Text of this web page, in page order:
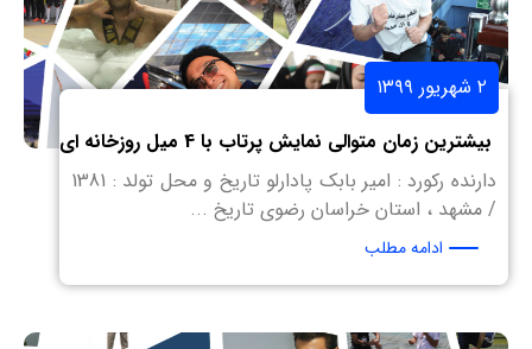
۲ شهریور ۱۳۹۹
بیشترین زمان متوالی نمایش پرتاب با 4 میل روزخانه ای
دارنده رکورد : امیر بابک پادارلو تاریخ و محل تولد : 1381
/ مشهد ، استان خراسان رضوی تاریخ ...
ادامه مطلب